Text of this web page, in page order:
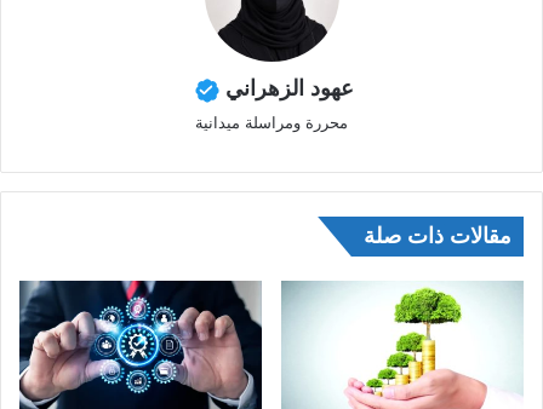
عهود الزهراني
محررة ومراسلة ميدانية
مقالات ذات صلة